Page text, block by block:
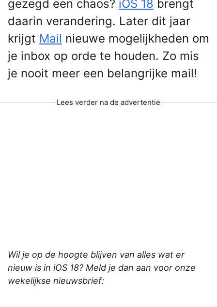
gezegd een chaos? iOS 18 brengt
daarin verandering. Later dit jaar
krijgt Mail nieuwe mogelijkheden om
je inbox op orde te houden. Zo mis
je nooit meer een belangrijke mail!
Lees verder na de advertentie
Wil je op de hoogte blijven van alles wat er
nieuw is in iOS 18? Meld je dan aan voor onze
wekelijkse nieuwsbrief: